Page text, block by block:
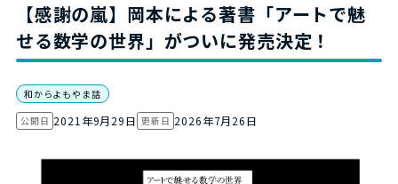
【感謝の嵐】岡本による著書「アートで魅
せる数学の世界」がついに発売決定！
和からよもやま話
公開日 2021年9月29日 更新日 2026年7月26日